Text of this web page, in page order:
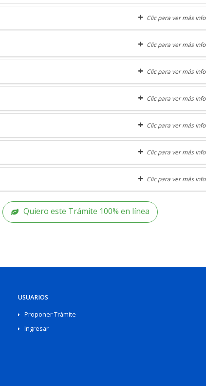
Clic para ver más info
Clic para ver más info
Clic para ver más info
Clic para ver más info
Clic para ver más info
Clic para ver más info
Clic para ver más info
Quiero este Trámite 100% en línea
USUARIOS
Proponer Trámite
Ingresar